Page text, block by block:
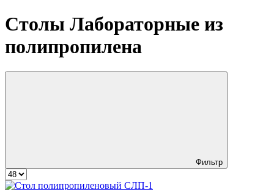
Столы Лабораторные из
полипропилена
Фильтр